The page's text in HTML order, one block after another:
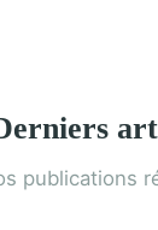
publications